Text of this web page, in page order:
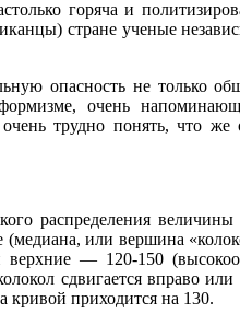
горяча и
стране ученые
опасность не только
очень
трудно понять, что
распределения
или вершина
— 120-150
сдвигается вправо
кривой приходится на 130.